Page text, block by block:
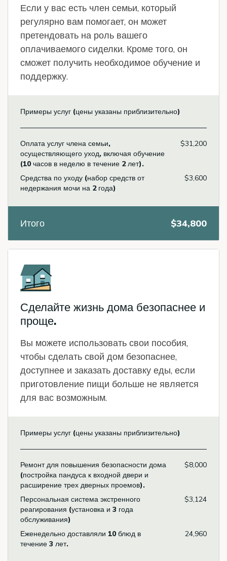
Если у вас есть член семьи, который
регулярно вам помогает, он может
претендовать на роль вашего
оплачиваемого сиделки. Кроме того, он
сможет получить необходимое обучение и
поддержку.
Примеры услуг (цены указаны приблизительно)
Оплата услуг члена семьи,
осуществляющего уход, включая обучение
(10 часов в неделю в течение 2 лет).
$31,200
Средства по уходу (набор средств от
недержания мочи на 2 года)
$3,600
Итого $34,800
Icon
Сделайте жизнь дома безопаснее и
проще.
Вы можете использовать свои пособия,
чтобы сделать свой дом безопаснее,
доступнее и заказать доставку еды, если
приготовление пищи больше не является
для вас возможным.
Примеры услуг (цены указаны приблизительно)
Ремонт для повышения безопасности дома
(постройка пандуса к входной двери и
расширение трех дверных проемов).
$8,000
Персональная система экстренного
реагирования (установка и 3 года
обслуживания)
$3,124
Еженедельно доставляли 10 блюд в
течение 3 лет.
24,960